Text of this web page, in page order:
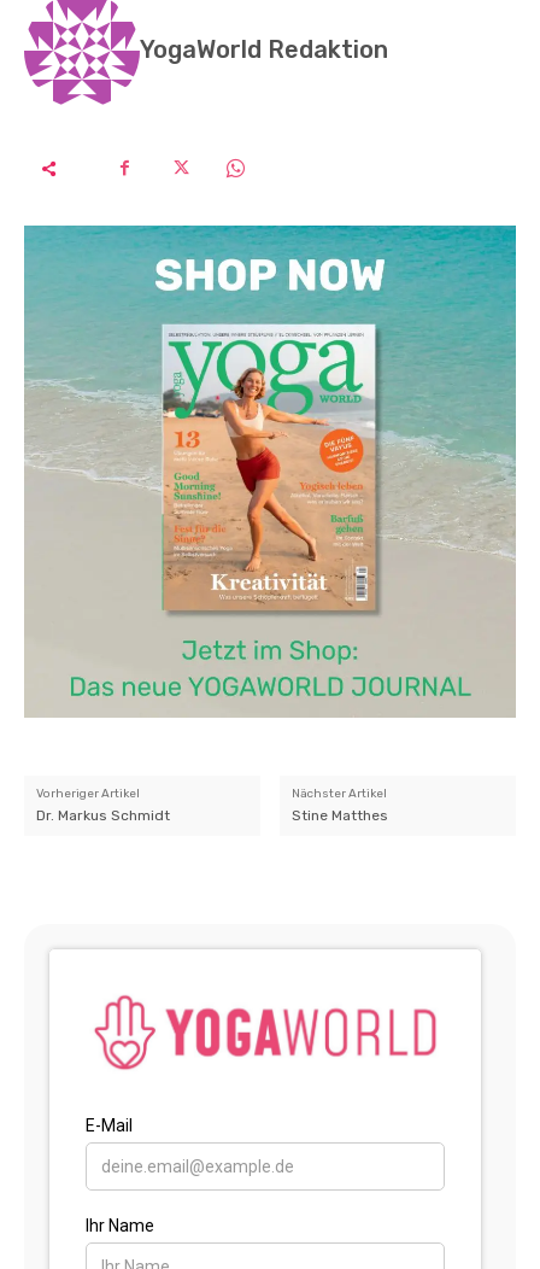
YogaWorld Redaktion
Vorheriger Artikel
Dr. Markus Schmidt
Nächster Artikel
Stine Matthes